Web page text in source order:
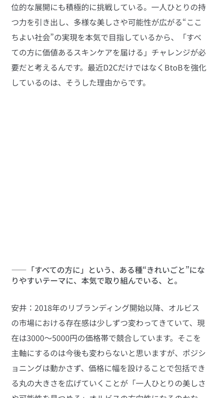
位的な展開にも積極的に挑戦している。一人ひとりの持
つ力を引き出し、多様な美しさや可能性が広がる“ここ
ちよい社会”の実現を本気で目指しているから、「すべ
ての方に価値あるスキンケアを届ける」チャレンジが必
要だと考えるんです。最近D2CだけではなくBtoBを強化
しているのは、そうした理由からです。
――「すべての方に」という、ある種“きれいごと”にな
りやすいテーマに、本気で取り組んでいる、と。
安井：2018年のリブランディング開始以降、オルビス
の市場における存在感は少しずつ変わってきていて、現
在は3000～5000円の価格帯で競合しています。そこを
主軸にするのは今後も変わらないと思いますが、ポジシ
ョニングは動かさず、価格に幅を設けることで包括でき
る丸の大きさを広げていくことが「一人ひとりの美しさ